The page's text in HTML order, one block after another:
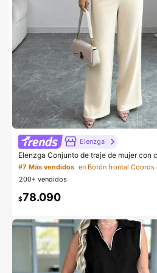
Elenzga
Elenzga Conjunto de traje de mujer con
angas elegante y pantalones, estilo de
na, para verano
#7 Más vendidos
200+ vendidos
$78.090